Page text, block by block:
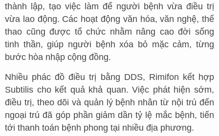
thành lập, tạo việc làm để người bệnh vừa điều trị
vừa lao động. Các hoạt động văn hóa, văn nghệ, thể
thao cũng được tổ chức nhằm nâng cao đời sống
tinh thần, giúp người bệnh xóa bỏ mặc cảm, từng
bước hòa nhập cộng đồng.
Nhiều phác đồ điều trị bằng DDS, Rimifon kết hợp
Subtilis cho kết quả khả quan. Việc phát hiện sớm,
điều trị, theo dõi và quản lý bệnh nhân từ nội trú đến
ngoại trú đã góp phần giảm dần tỷ lệ mắc bệnh, tiến
tới thanh toán bệnh phong tại nhiều địa phương.